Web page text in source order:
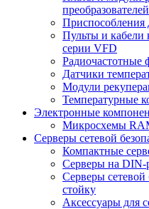
преобразователей
Приспособления
Пульты и кабели
серии VFD
Датчики
Модули
Температурные
Электронные
Микросхемы
Серверы сетевой
Компактные
Серверы на DIN-
Серверы сетевой
стойку
Аксессуары для